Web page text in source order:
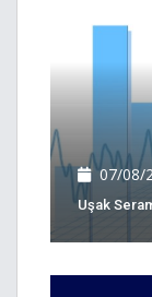
07/08/
Uşak